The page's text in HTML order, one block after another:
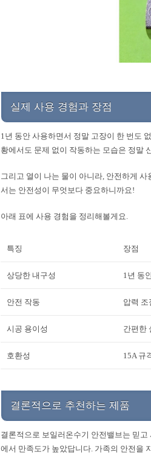
실제 사용 경험과 장점
1년 동안 사용하면서 정말 고장이 한 번도
황에서도 문제 없이 작동하는 모습은 정말
그리고 열이 나는 물이 아니라, 안전하게
서는 안전성이 무엇보다 중요하니까요!
아래 표에 사용 경험을 정리해볼게요.
특징 장점
상당한 내구성 1년 동
안전 작동 압력 조
시공 용이성 간편한
호환성 15A 규
결론적으로 추천하는 제품
결론적으로 보일러온수기 안전밸브는 믿
에서 만족도가 높았답니다. 가족의 안전을